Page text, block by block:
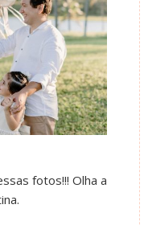
fotos!!! Olha a